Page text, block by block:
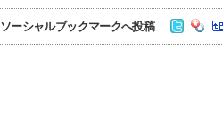
ソーシャルブックマークへ投稿